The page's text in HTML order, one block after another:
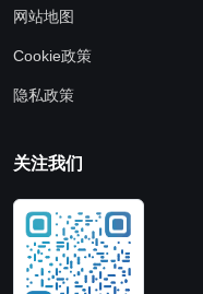
网站地图
Cookie政策
隐私政策
关注我们